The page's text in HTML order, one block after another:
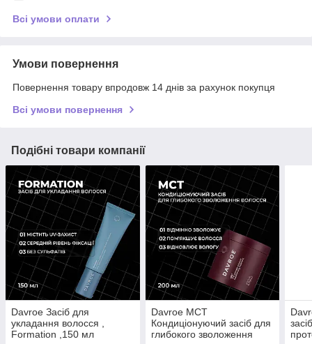
Всі умови оплати
Умови повернення
Повернення товару впродовж 14 днів за рахунок покупця
Всі умови повернення
Подібні товари компанії
Davroe Засіб для
укладання волосся ,
Formation ,150 мл
Davroe MCT
Кондиціонуючий засіб для
глибокого зволоження